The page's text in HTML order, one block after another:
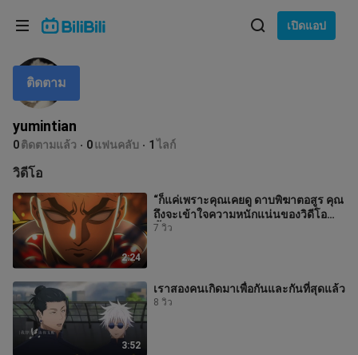
เปิดแอป
yumintian
0ติดตามแล้ว 0แฟนคลับ 1 ไลก์
ติดตาม
วิดีโอ
2:24
“ก็แค่เพราะคุณเคยดู ดาบพิฆาตอสูร คุณ
ถึงจะเข้าใจความหนักแน่นของวิดีโอ
นี้.....”
7 วิว
3:52
เราสองคนเกิดมาเพื่อกันและกันที่สุดแล้ว
8 วิว
ภาษา: ภาษาไทย
ข้าสู่
ะบบ
เลือกภาษา
English
ภาษาไทย
Tiếng Việt
Bahasa Melayu